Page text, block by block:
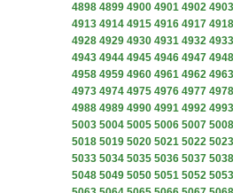
4898 4899 4900 4901 4902 4903
4913 4914 4915 4916 4917 4918
4928 4929 4930 4931 4932 4933
4943 4944 4945 4946 4947 4948
4958 4959 4960 4961 4962 4963
4973 4974 4975 4976 4977 4978
4988 4989 4990 4991 4992 4993
5003 5004 5005 5006 5007 5008
5018 5019 5020 5021 5022 5023
5033 5034 5035 5036 5037 5038
5048 5049 5050 5051 5052 5053